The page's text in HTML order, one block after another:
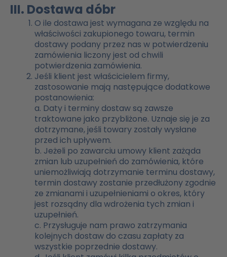
III. Dostawa dóbr
O ile dostawa jest wymagana ze względu na
właściwości zakupionego towaru, termin
dostawy podany przez nas w potwierdzeniu
zamówienia liczony jest od chwili
potwierdzenia zamówienia.
Jeśli klient jest właścicielem firmy,
zastosowanie mają następujące dodatkowe
postanowienia:
a. Daty i terminy dostaw są zawsze
traktowane jako przybliżone. Uznaje się je za
dotrzymane, jeśli towary zostały wysłane
przed ich upływem.
b. Jeżeli po zawarciu umowy klient zażąda
zmian lub uzupełnień do zamówienia, które
uniemożliwiają dotrzymanie terminu dostawy,
termin dostawy zostanie przedłużony zgodnie
ze zmianami i uzupełnieniami o okres, który
jest rozsądny dla wdrożenia tych zmian i
uzupełnień.
c. Przysługuje nam prawo zatrzymania
kolejnych dostaw do czasu zapłaty za
wszystkie poprzednie dostawy.